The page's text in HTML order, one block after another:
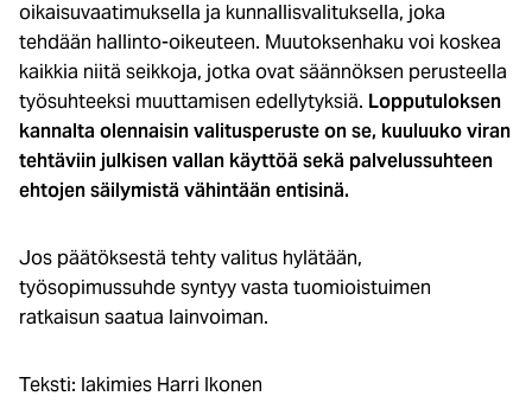
oikaisuvaatimuksella ja kunnallisvalituksella, joka
tehdään hallinto-oikeuteen. Muutoksenhaku voi koskea
kaikkia niitä seikkoja, jotka ovat säännöksen perusteella
työsuhteeksi muuttamisen edellytyksiä. Lopputuloksen
kannalta olennaisin valitusperuste on se, kuuluuko viran
tehtäviin julkisen vallan käyttöä sekä palvelussuhteen
ehtojen säilymistä vähintään entisinä.
Jos päätöksestä tehty valitus hylätään,
työsopimussuhde syntyy vasta tuomioistuimen
ratkaisun saatua lainvoiman.
Teksti: lakimies Harri Ikonen